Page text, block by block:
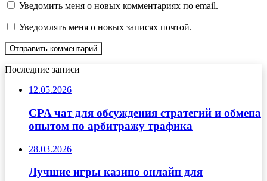
Уведомить меня о новых комментариях по email.
Уведомлять меня о новых записях почтой.
Последние записи
12.05.2026
CPA чат для обсуждения стратегий и обмена
опытом по арбитражу трафика
28.03.2026
Лучшие игры казино онлайн для